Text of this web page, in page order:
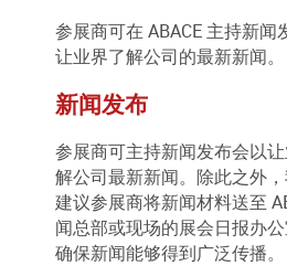
参展商可在 ABACE 主持新闻
让业界了解公司的最新新闻。
新闻发布
参展商可主持新闻发布会以
解公司最新新闻。除此之外
建议参展商将新闻材料送至
闻总部或现场的展会日报办
确保新闻能够得到广泛传播。